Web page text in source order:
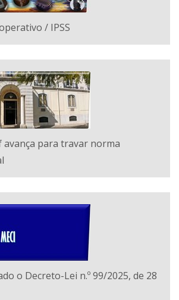
/ IPSS
avança para travar norma
o Decreto-Lei n.º 99/2025, de 28